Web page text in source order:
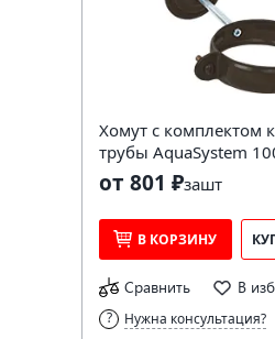
Хомут с комплектом
трубы AquaSystem
от 801 ₽зашт
В КОРЗИНУ
Сравнить В
Нужна консультация?